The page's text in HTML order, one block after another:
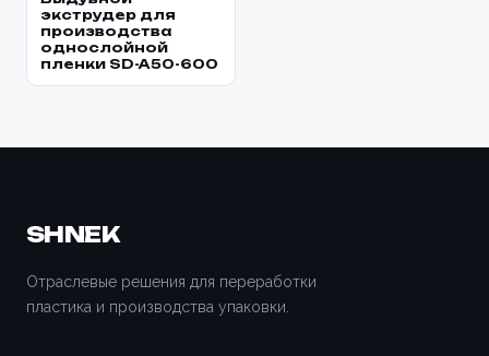
экструдер для
производства
однослойной
пленки SD-A50-600
SHNEK
Отраслевые решения для переработки
пластика и производства упаковки.